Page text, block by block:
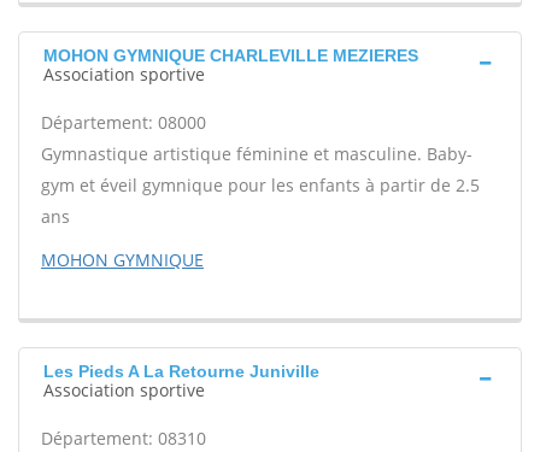
MOHON GYMNIQUE CHARLEVILLE MEZIERES
Association sportive
Département: 08000
Gymnastique artistique féminine et masculine. Baby-
gym et éveil gymnique pour les enfants à partir de 2.5
ans
MOHON GYMNIQUE
Les Pieds A La Retourne Juniville
Association sportive
Département: 08310